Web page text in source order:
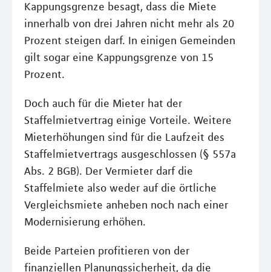
Kappungsgrenze besagt, dass die Miete
innerhalb von drei Jahren nicht mehr als 20
Prozent steigen darf. In einigen Gemeinden
gilt sogar eine Kappungsgrenze von 15
Prozent.
Doch auch für die Mieter hat der
Staffelmietvertrag einige Vorteile. Weitere
Mieterhöhungen sind für die Laufzeit des
Staffelmietvertrags ausgeschlossen (§ 557a
Abs. 2 BGB). Der Vermieter darf die
Staffelmiete also weder auf die örtliche
Vergleichsmiete anheben noch nach einer
Modernisierung erhöhen.
Beide Parteien profitieren von der
finanziellen Planungssicherheit, da die